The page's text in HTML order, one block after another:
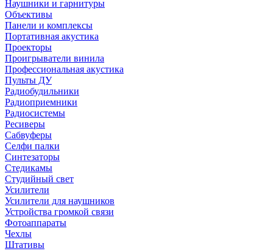
Наушники и гарнитуры
Объективы
Панели и комплексы
Портативная акустика
Проекторы
Проигрыватели винила
Профессиональная акустика
Пульты ДУ
Радиобудильники
Радиоприемники
Радиосистемы
Ресиверы
Сабвуферы
Селфи палки
Синтезаторы
Стедикамы
Студийный свет
Усилители
Усилители для наушников
Устройства громкой связи
Фотоаппараты
Чехлы
Штативы